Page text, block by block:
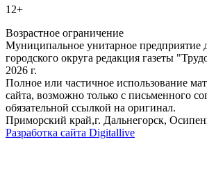
12+
Возрастное ограничение
Муниципальное унитарное предприятие
городского округа редакция газеты
2026 г.
Полное или частичное использование
сайта, возможно только с письменного
обязательной ссылкой на оригинал.
Приморский край,г. Дальнегорск,
Разработка сайта Digitallive